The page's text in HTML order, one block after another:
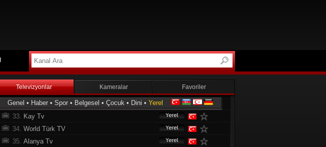
Televizyonlar Kameralar Favoriler
Genel • Haber • Spor • Belgesel • Çocuk • Dini • Yerel
Ruha Tv
Es Tv
30.Aksu Tv
31.Urfa Haber
32.As Tv
33. Kay Tv
34. World Türk TV
35. Alanya Tv